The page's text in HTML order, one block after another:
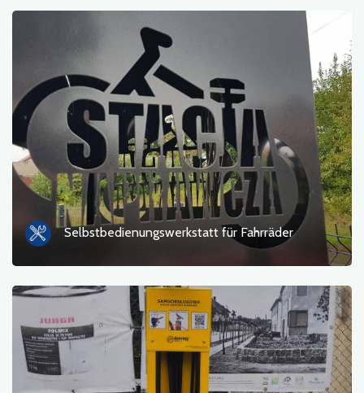
Selbstbedienungswerkstatt für Fahrräder
Museum
Unterkunft
Campingplätze
Denkmäler, Skulpturen, Wandmalereien
Natur
Bahnhof
Standpunkt